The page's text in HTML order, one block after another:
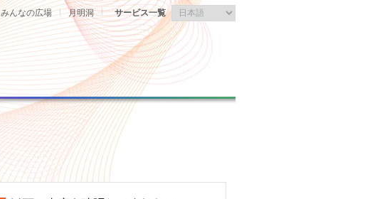
サービス一覧
みんなの広場 | 月明洞 |